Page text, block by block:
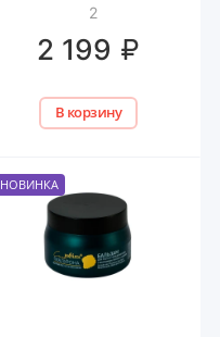
2
2 199 ₽
В корзину
НОВИНКА